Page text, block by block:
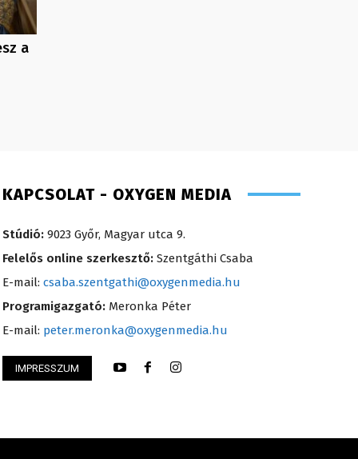
a
– műsorvezető – 2020
KAPCSOLAT - OXYGEN MEDIA
Stúdió: 9023 Győr, Magyar utca 9.
Felelős online szerkesztő: Szentgáthi Csaba
E-mail: csaba.szentgathi@oxygenmedia.hu
Programigazgató: Meronka Péter
E-mail: peter.meronka@oxygenmedia.hu
IMPRESSZUM